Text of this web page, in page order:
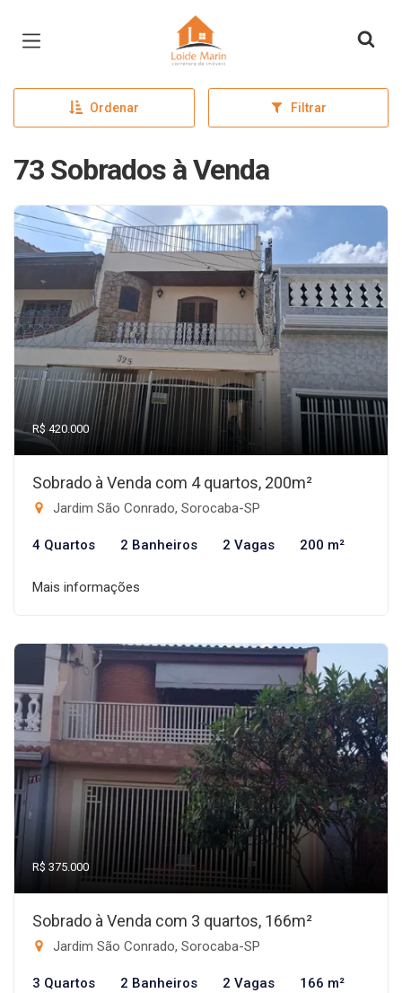
Página inicial
Ordenar Filtrar
73 Sobrados à Venda
R$ 420.000
Sobrado à Venda com 4 quartos, 200m²
Jardim São Conrado, Sorocaba-SP
4 Quartos 2 Banheiros 2 Vagas 200 m²
Mais informações
R$ 375.000
Sobrado à Venda com 3 quartos, 166m²
Jardim São Conrado, Sorocaba-SP
3 Quartos 2 Banheiros 2 Vagas 166 m²